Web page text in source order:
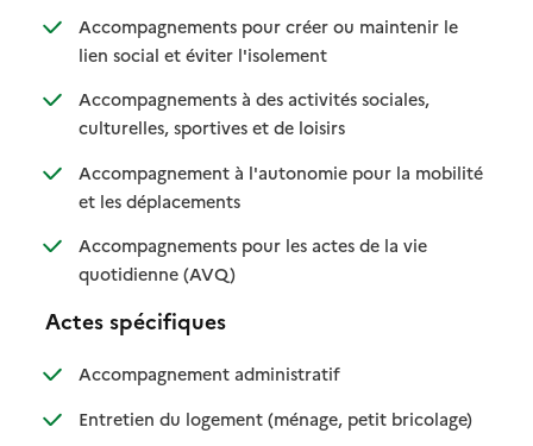
Accompagnements pour créer ou maintenir le
lien social et éviter l'isolement: disponible
: non disponible
Accompagnements à des activités sociales,
culturelles, sportives et de loisirs: disponible
: non disponible
Accompagnement à l'autonomie pour la mobilité
et les déplacements: disponible
: non disponible
Accompagnements pour les actes de la vie
quotidienne (AVQ): disponible
: non disponible
Actes spécifiques
Accompagnement administratif: disponible
: non disponible
Entretien du logement (ménage, petit bricolage): disponible
: non